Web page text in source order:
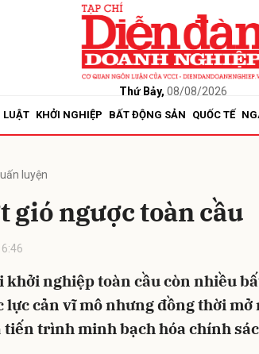
Thứ Bảy, 08/08/2026
LUẬT KHỞI NGHIỆP BẤT ĐỘNG SẢN QUỐC TẾ
luyện
gió ngược toàn cầu
nghiệp toàn cầu còn nhiều
lực cản vĩ mô nhưng đồng thời mở
tiến trình minh bạch hóa chính